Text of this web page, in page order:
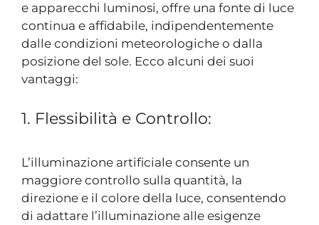
e apparecchi luminosi, offre una fonte di luce
continua e affidabile, indipendentemente
dalle condizioni meteorologiche o dalla
posizione del sole. Ecco alcuni dei suoi
vantaggi:
1. Flessibilità e Controllo:
L’illuminazione artificiale consente un
maggiore controllo sulla quantità, la
direzione e il colore della luce, consentendo
di adattare l’illuminazione alle esigenze